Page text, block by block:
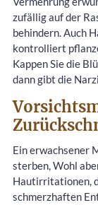
zufällig auf der
behindern. Auch
kontrolliert
Kappen Sie die
dann gibt die
Ein erwachsener
sterben, Wohl
Hautirritationen,
schmerzhaften